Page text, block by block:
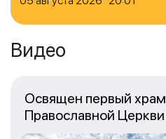
Видео
Освящен первый
Православной